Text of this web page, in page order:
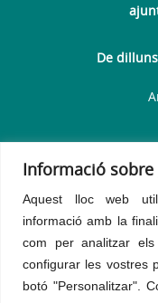
Informació sobre
Aquest lloc web
informació amb la
com per analitzar
configurar les vostres
botó "Personalitzar".
De